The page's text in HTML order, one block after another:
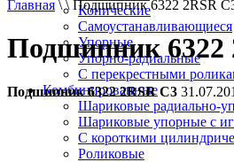
Конические
Самоустанавливающиеся
Упорные
Упорно-радиальные
C перекрестными
Комбинированные
Шариковые радиально-
Шариковые упорные с
С короткими
Роликовые
Главная \ \ Подшипник 6322 2RSR
Подшипник 6322
Подшипник 6322 2RSR C3